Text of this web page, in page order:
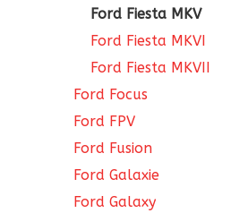
Ford Fiesta MKV
Ford Fiesta MKVI
Ford Fiesta MKVII
Ford Focus
Ford FPV
Ford Fusion
Ford Galaxie
Ford Galaxy